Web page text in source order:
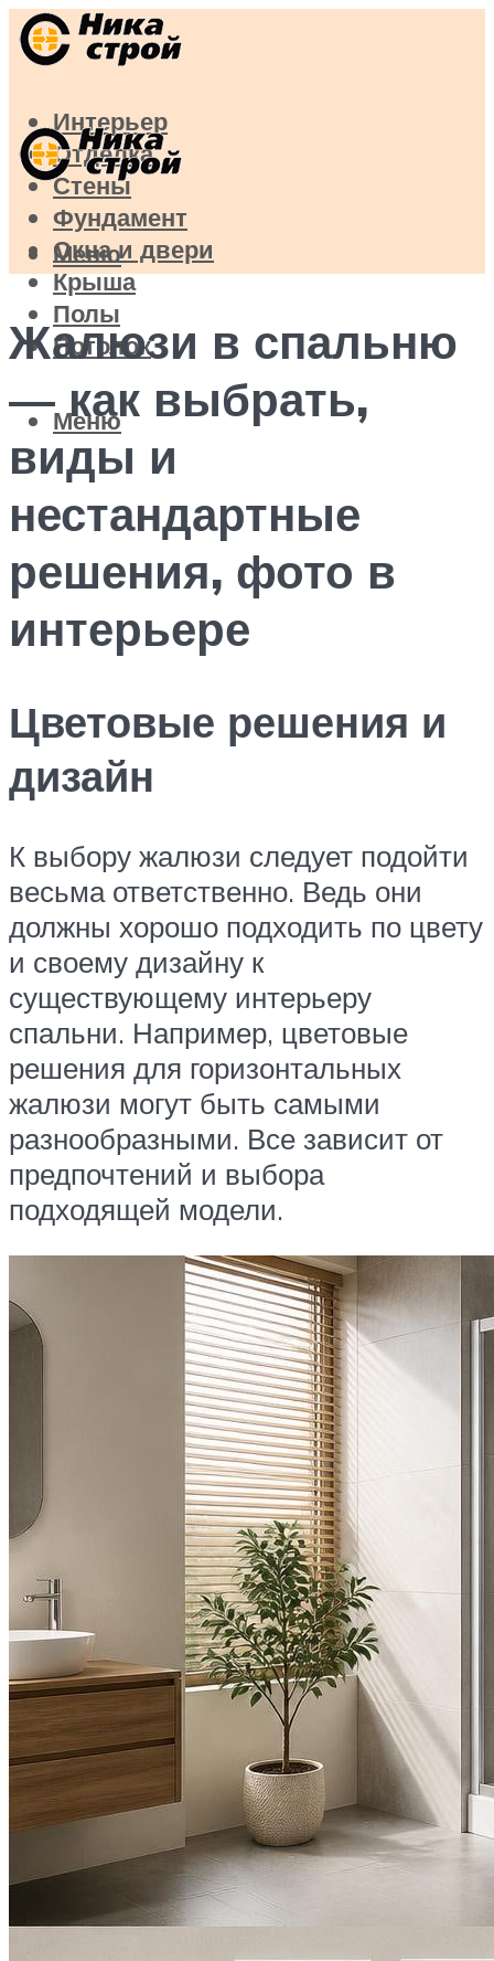
Интерьер
Отделка
Стены
Фундамент
Окна и двери
Крыша
Полы
Потолок
Меню
Меню
Жалюзи в спальню
— как выбрать,
виды и
нестандартные
решения, фото в
интерьере
Цветовые решения и
дизайн
К выбору жалюзи следует подойти
весьма ответственно. Ведь они
должны хорошо подходить по цвету
и своему дизайну к
существующему интерьеру
спальни. Например, цветовые
решения для горизонтальных
жалюзи могут быть самыми
разнообразными. Все зависит от
предпочтений и выбора
подходящей модели.